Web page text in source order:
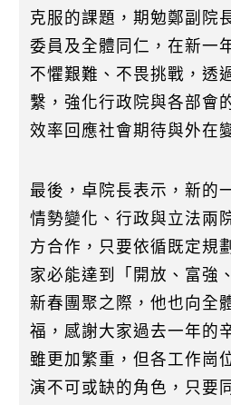
克服的課題，期勉鄭副院
委員及全體同仁，在新一
不懼艱難、不畏挑戰，透
繫，強化行政院與各部會
效率回應社會期待與外在
最後，卓院長表示，新的
情勢變化、行政與立法兩
方合作，只要依循既定規
家必能達到「開放、富強
新春團聚之際，他也向全
福，感謝大家過去一年的
雖更加繁重，但各工作崗
演不可或缺的角色，只要